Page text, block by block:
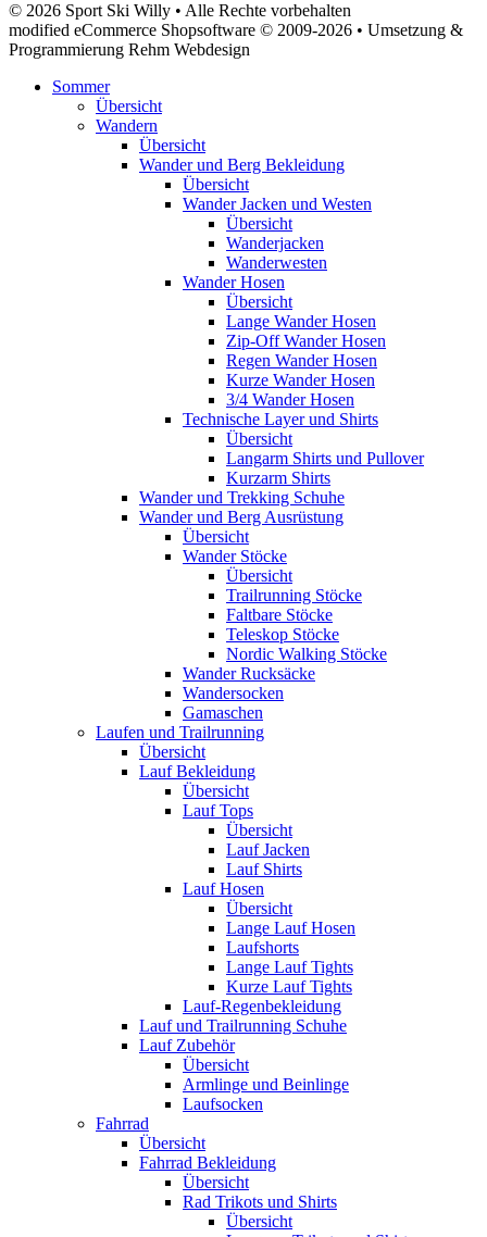
© 2026 Sport Ski Willy • Alle Rechte vorbehalten
modified eCommerce Shopsoftware © 2009-2026 • Umsetzung &
Programmierung Rehm Webdesign
Sommer
Übersicht
Wandern
Übersicht
Wander und Berg Bekleidung
Übersicht
Wander Jacken und Westen
Übersicht
Wanderjacken
Wanderwesten
Wander Hosen
Übersicht
Lange Wander Hosen
Zip-Off Wander Hosen
Regen Wander Hosen
Kurze Wander Hosen
3/4 Wander Hosen
Technische Layer und Shirts
Übersicht
Langarm Shirts und Pullover
Kurzarm Shirts
Wander und Trekking Schuhe
Wander und Berg Ausrüstung
Übersicht
Wander Stöcke
Übersicht
Trailrunning Stöcke
Faltbare Stöcke
Teleskop Stöcke
Nordic Walking Stöcke
Wander Rucksäcke
Wandersocken
Gamaschen
Laufen und Trailrunning
Übersicht
Lauf Bekleidung
Übersicht
Lauf Tops
Übersicht
Lauf Jacken
Lauf Shirts
Lauf Hosen
Übersicht
Lange Lauf Hosen
Laufshorts
Lange Lauf Tights
Kurze Lauf Tights
Lauf-Regenbekleidung
Lauf und Trailrunning Schuhe
Lauf Zubehör
Übersicht
Armlinge und Beinlinge
Laufsocken
Fahrrad
Übersicht
Fahrrad Bekleidung
Übersicht
Rad Trikots und Shirts
Übersicht